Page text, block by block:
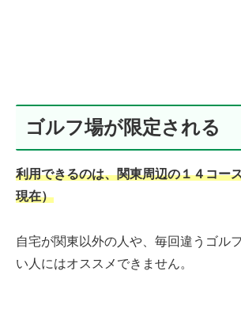
ゴルフ場が限定される
利用できるのは、関東周辺の１４コー
現在）
自宅が関東以外の人や、毎回違うゴル
い人にはオススメできません。